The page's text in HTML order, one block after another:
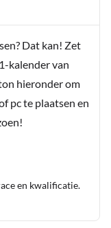
Dat kan! Zet
kalender van
hieronder om
pc te plaatsen en
en kwalificatie.